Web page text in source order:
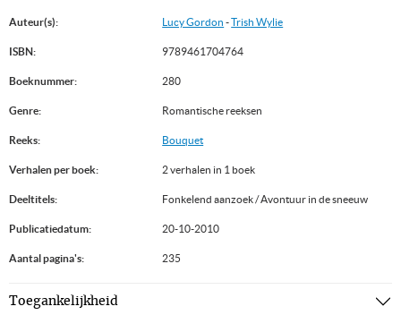
Auteur(s): Lucy Gordon -Trish Wylie
ISBN: 9789461704764
Boeknummer: 280
Genre: Romantische reeksen
Reeks: Bouquet
Verhalen per boek: 2 verhalen in 1 boek
Deeltitels: Fonkelend aanzoek / Avontuur in de sneeuw
Publicatiedatum: 20-10-2010
Aantal pagina's: 235
Toegankelijkheid